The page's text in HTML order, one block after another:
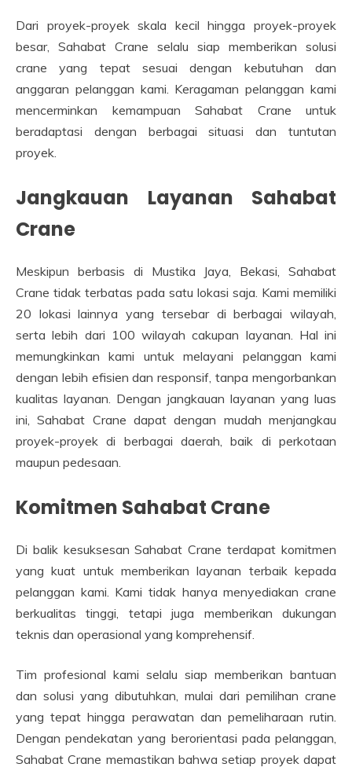
Dari proyek-proyek skala kecil hingga proyek-proyek
besar, Sahabat Crane selalu siap memberikan solusi
crane yang tepat sesuai dengan kebutuhan dan
anggaran pelanggan kami. Keragaman pelanggan kami
mencerminkan kemampuan Sahabat Crane untuk
beradaptasi dengan berbagai situasi dan tuntutan
proyek.
Jangkauan Layanan Sahabat
Crane
Meskipun berbasis di Mustika Jaya, Bekasi, Sahabat
Crane tidak terbatas pada satu lokasi saja. Kami memiliki
20 lokasi lainnya yang tersebar di berbagai wilayah,
serta lebih dari 100 wilayah cakupan layanan. Hal ini
memungkinkan kami untuk melayani pelanggan kami
dengan lebih efisien dan responsif, tanpa mengorbankan
kualitas layanan. Dengan jangkauan layanan yang luas
ini, Sahabat Crane dapat dengan mudah menjangkau
proyek-proyek di berbagai daerah, baik di perkotaan
maupun pedesaan.
Komitmen Sahabat Crane
Di balik kesuksesan Sahabat Crane terdapat komitmen
yang kuat untuk memberikan layanan terbaik kepada
pelanggan kami. Kami tidak hanya menyediakan crane
berkualitas tinggi, tetapi juga memberikan dukungan
teknis dan operasional yang komprehensif.
Tim profesional kami selalu siap memberikan bantuan
dan solusi yang dibutuhkan, mulai dari pemilihan crane
yang tepat hingga perawatan dan pemeliharaan rutin.
Dengan pendekatan yang berorientasi pada pelanggan,
Sahabat Crane memastikan bahwa setiap proyek dapat